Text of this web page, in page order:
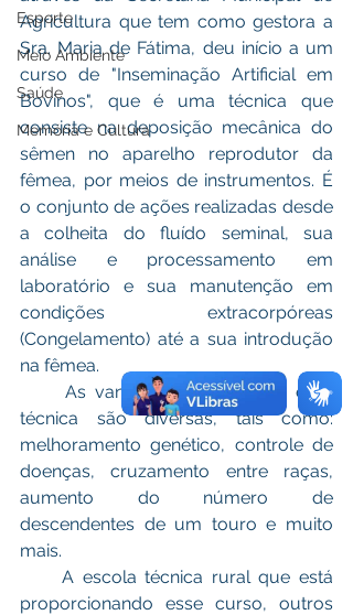
Esporte
Meio Ambiente
Saúde
Memória e Cultura
Agricultura que tem como gestora a
Sra. Maria de Fátima, deu início a um
curso de "Inseminação Artificial em
Bovinos", que é uma técnica que
consiste na deposição mecânica do
sêmen no aparelho reprodutor da
fêmea, por meios de instrumentos. É
o conjunto de ações realizadas desde
a colheita do fluído seminal, sua
análise e processamento em
laboratório e sua manutenção em
condições extracorpóreas
(Congelamento) até a sua introdução
na fêmea.
técnica são diversas, tais como:
melhoramento genético, controle de
doenças, cruzamento entre raças,
aumento do número de
descendentes de um touro e muito
mais.
proporcionando esse curso, outros